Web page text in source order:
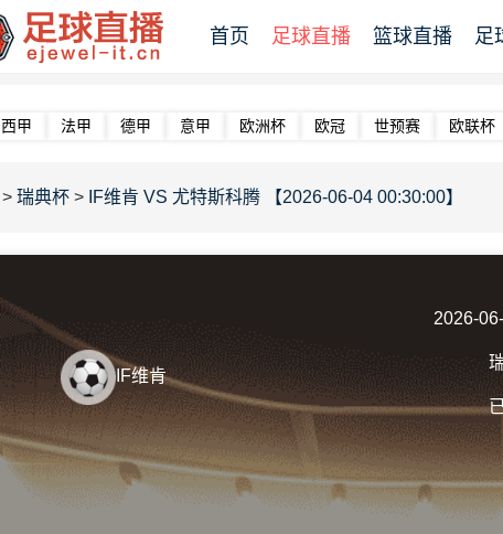
首页 足球直播 篮球直播 足
西甲 法甲 德甲 意甲 欧洲杯 欧冠 世预赛 欧联杯
> 瑞典杯 > IF维肯 VS 尤特斯科腾 【2026-06-04 00:30:00】
IF维肯
2026-